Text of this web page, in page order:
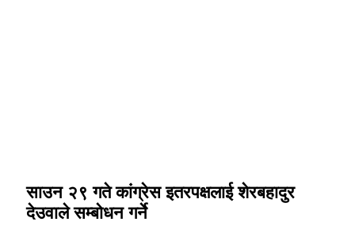
साउन २९ गते कांग्रेस इतरपक्षलाई शेरबहादुर
देउवाले सम्बोधन गर्ने